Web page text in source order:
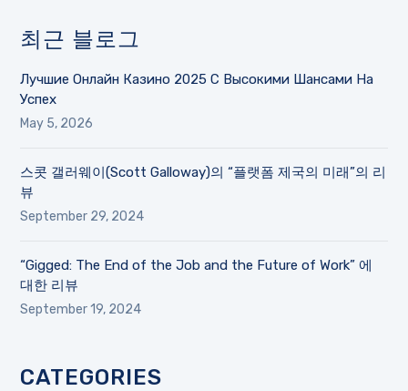
최근 블로그
Лучшие Онлайн Казино 2025 С Высокими Шансами На
Успех
May 5, 2026
스콧 갤러웨이(Scott Galloway)의 “플랫폼 제국의 미래”의 리
뷰
September 29, 2024
“Gigged: The End of the Job and the Future of Work” 에
대한 리뷰
September 19, 2024
CATEGORIES